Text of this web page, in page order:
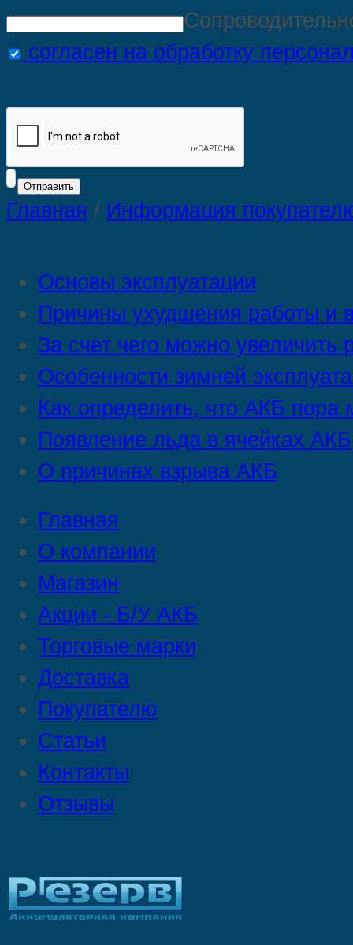
согласен на обработку
Главная / Информация
Основы эксплуатации
Причины ухудшения работы и
За счет чего можно увеличить
Особенности зимней
Как определить, что АКБ пора
Появление льда в ячейках АКБ
О причинах взрыва АКБ
Главная
О компании
Магазин
Акции - Б/У АКБ
Торговые марки
Доставка
Покупателю
Статьи
Контакты
Отзывы